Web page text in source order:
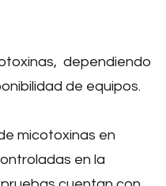
dependiendo
de equipos.
micotoxinas en
en la